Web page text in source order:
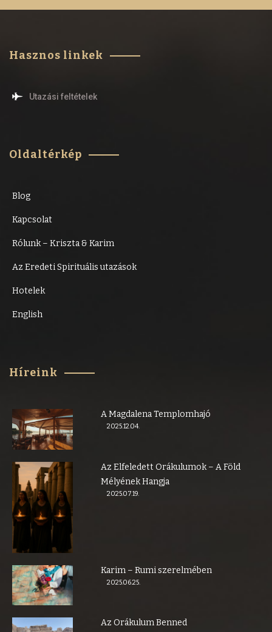
Hasznos linkek
Utazási feltételek
Oldaltérkép
Blog
Kapcsolat
Rólunk – Kriszta & Karim
Az Eredeti Spirituális utazások
Hotelek
English
Híreink
A Magdalena Templomhajó
2025.12.04.
Az Elfeledett Orákulumok – A Föld
Mélyének Hangja
2025.07.19.
Karim – Rumi szerelmében
2025.06.25.
Az Orákulum Benned